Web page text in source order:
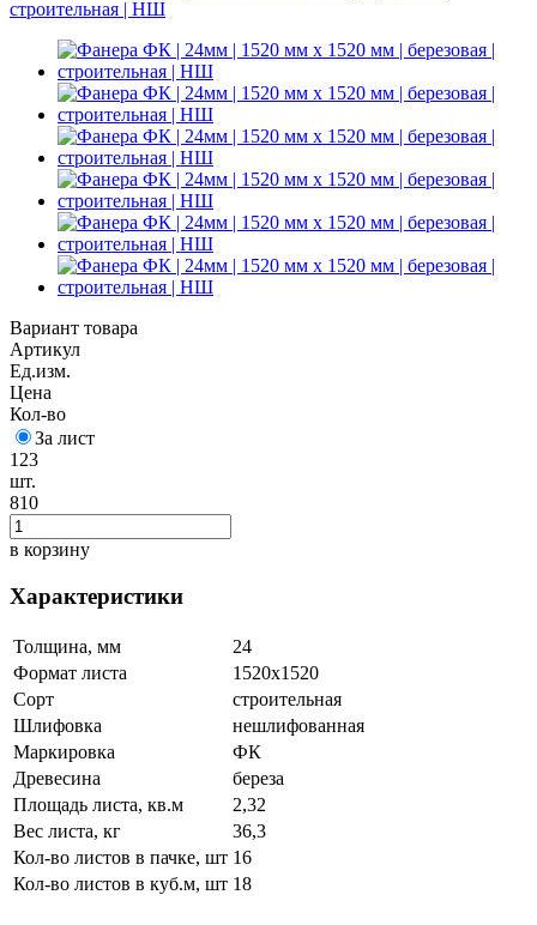
Вариант товара
Артикул
Ед.изм.
Цена
Кол-во
За лист
123
шт.
810
в корзину
Характеристики
Толщина, мм
24
Формат листа
1520х1520
Сорт
строительная
Шлифовка
нешлифованная
Маркировка
ФК
Древесина
береза
Площадь листа, кв.м
2,32
Вес листа, кг
36,3
Кол-во листов в пачке, шт 16
Кол-во листов в куб.м, шт 18